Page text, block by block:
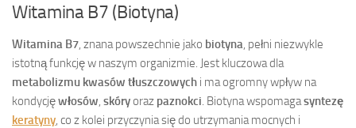
Witamina B7 (Biotyna)
Witamina B7, znana powszechnie jako biotyna, pełni niezwykle
istotną funkcję w naszym organizmie. Jest kluczowa dla
metabolizmu kwasów tłuszczowych i ma ogromny wpływ na
kondycjęwłosów, skóryoraz paznokci. Biotyna wspomagasyntezę
keratyny, co z kolei przyczynia się do utrzymania mocnych i